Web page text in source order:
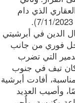
الذي دام
الدين في أبرشيتي
فوري من جانب
التي تضرب
تيف في جنوب
وفي تلك المناسبة، أفادت أبرشية
أكثر من 80 شخصًا، وأصيب العديد